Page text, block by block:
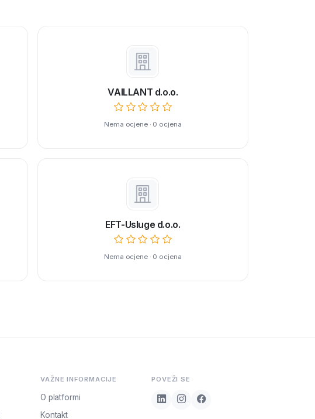
VAILLANT d.o.o.
Nema ocjene · 0 ocjena
EFT-Usluge d.o.o.
Nema ocjene · 0 ocjena
VAŽNE INFORMACIJE
O platformi
Kontakt
POVEŽI SE